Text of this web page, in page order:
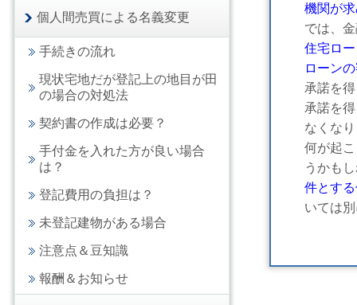
機関が求
では、金
住宅ロー
ローンの
承諾を得
承諾を得
なくなり
何が起こ
うかもし
件とする
いては別
個人間売買による名義変更
手続きの流れ
現状宅地だが登記上の地目が田
の場合の対処法
契約書の作成は必要？
手付金を入れた方が良い場合
は？
登記費用の負担は？
未登記建物がある場合
注意点＆豆知識
報酬＆お知らせ